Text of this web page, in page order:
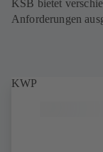
KSB bietet
Anforderungen
KWP